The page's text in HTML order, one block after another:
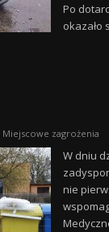
Po
okazało
Miejscowe zagrożenia
W dniu
nie